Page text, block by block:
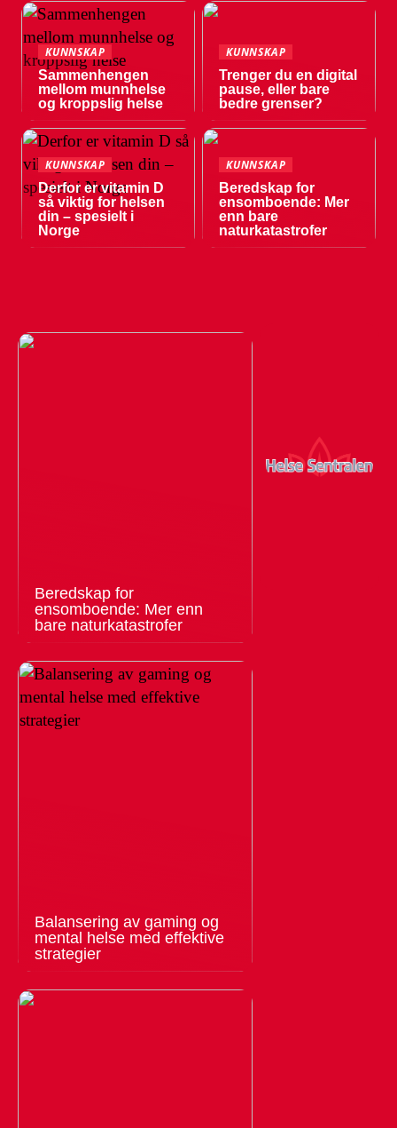
KUNNSKAP
Sammenhengen
mellom munnhelse
og kroppslig helse
KUNNSKAP
Trenger du en digital
pause, eller bare
bedre grenser?
KUNNSKAP
Derfor er vitamin D
så viktig for helsen
din – spesielt i
Norge
KUNNSKAP
Beredskap for
ensomboende: Mer
enn bare
naturkatastrofer
Beredskap for
ensomboende: Mer enn
bare naturkatastrofer
Balansering av gaming og
mental helse med effektive
strategier